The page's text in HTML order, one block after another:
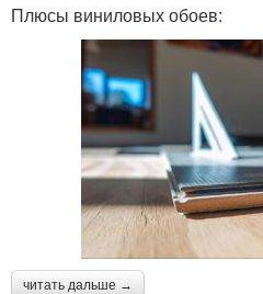
Плюсы виниловых обоев:
читать дальше →